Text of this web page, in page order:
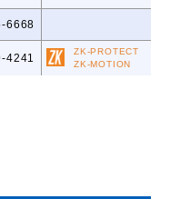
6668
4241
ZK-PROTECT
ZK-MOTION